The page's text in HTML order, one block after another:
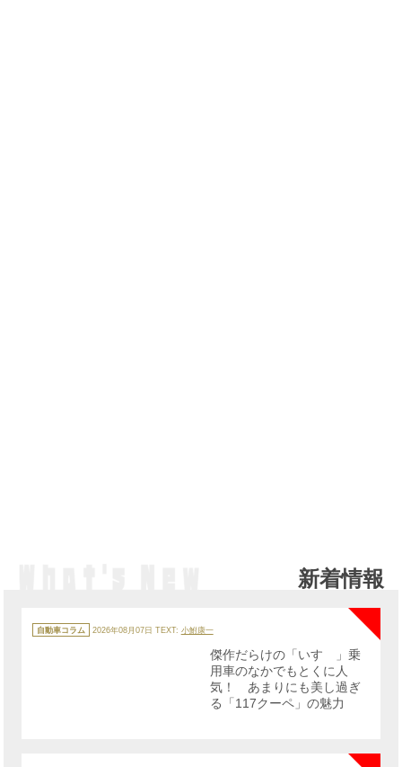
新着情報
テ
ゴ
自動車コラム 2026年08月07日 TEXT: 小鮒康一
NEW
傑作だらけの「いすゞ」乗
用車のなかでもとくに人
気！ あまりにも美し過ぎ
る「117クーペ」の魅力